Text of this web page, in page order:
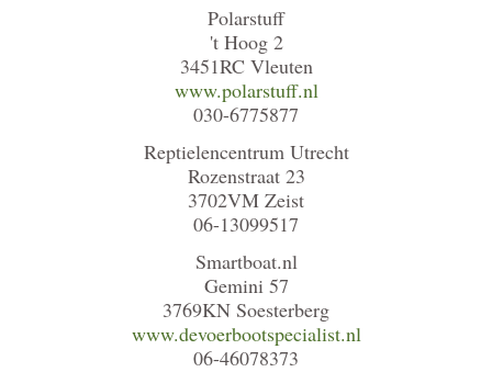
Polarstuff
't Hoog 2
3451RC Vleuten
www.polarstuff.nl
030-6775877
Reptielencentrum Utrecht
Rozenstraat 23
3702VM Zeist
06-13099517
Smartboat.nl
Gemini 57
3769KN Soesterberg
www.devoerbootspecialist.nl
06-46078373